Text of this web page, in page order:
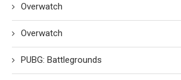
Overwatch
Overwatch
PUBG: Battlegrounds